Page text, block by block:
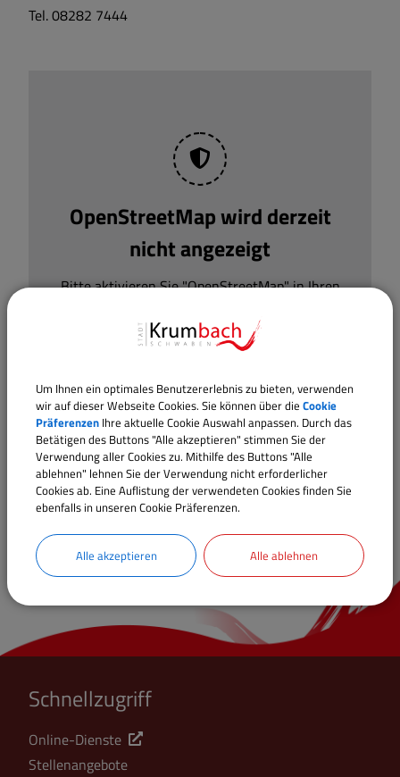
Tel. 08282 7444
OpenStreetMap wird derzeit
nicht angezeigt
Bitte aktivieren Sie "OpenStreetMap" in Ihren
Cookies Anpassen
Schnellzugriff
Online-Dienste
Stellenangebote
Um Ihnen ein optimales Benutzererlebnis zu bieten, verwenden
wir auf dieser Webseite Cookies. Sie können über die Cookie
Präferenzen Ihre aktuelle Cookie Auswahl anpassen. Durch das
Betätigen des Buttons "Alle akzeptieren" stimmen Sie der
Verwendung aller Cookies zu. Mithilfe des Buttons "Alle
ablehnen" lehnen Sie der Verwendung nicht erforderlicher
Cookies ab. Eine Auflistung der verwendeten Cookies finden Sie
ebenfalls in unseren Cookie Präferenzen.
Alle akzeptieren Alle ablehnen